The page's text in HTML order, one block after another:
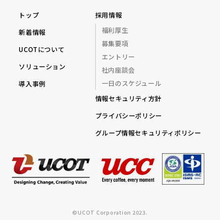
トップ
新着情報
UCOTについて
ソリューション
導入事例
採用情報
福利厚生
募集要項
エントリー
社内座談会
一日のスケジュール
情報セキュリティ方針
プライバシーポリシー
グループ情報セキュリティポリシー
©UCOT Corporation 2023.